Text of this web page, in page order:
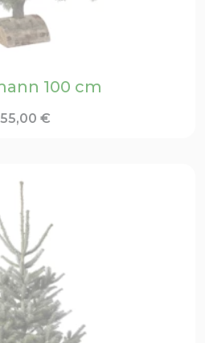
100 cm
55,00 €